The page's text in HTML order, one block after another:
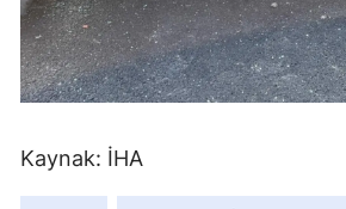
Kaynak: İHA